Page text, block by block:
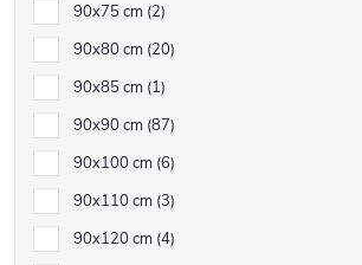
90x75 cm 2
90x80 cm 20
90x85 cm 1
90x90 cm 87
90x100 cm 6
90x110 cm 3
90x120 cm 4